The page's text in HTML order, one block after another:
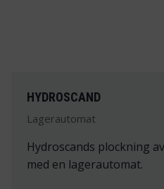
HYDROSCAND
Lagerautomat
Hydroscands plockning
med en lagerautomat.